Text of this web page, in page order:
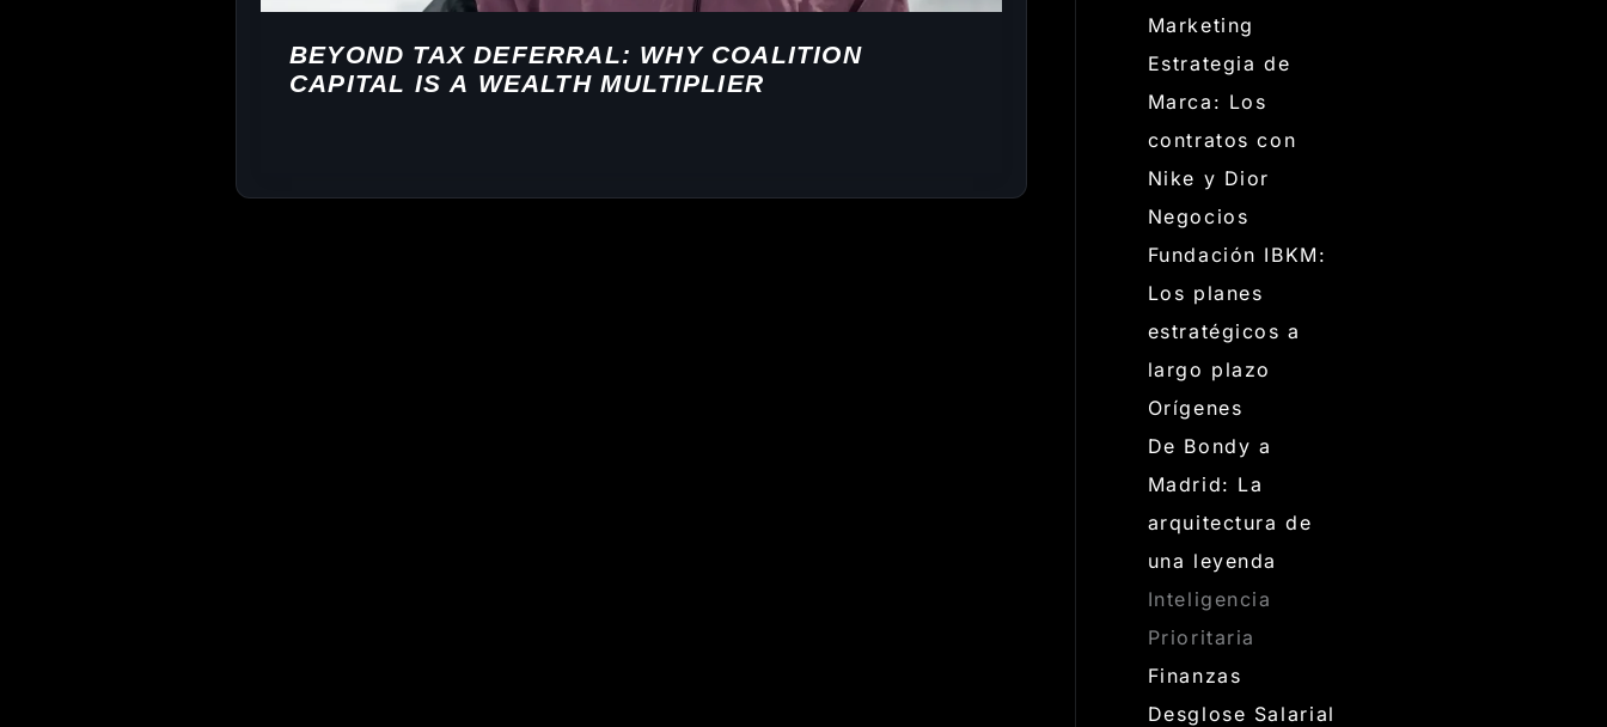
BEYOND TAX DEFERRAL: WHY COALITION
CAPITAL IS A WEALTH MULTIPLIER
Marketing
Estrategia de
Marca: Los
contratos con
Nike y Dior
Negocios
Fundación IBKM:
Los planes
estratégicos a
largo plazo
Orígenes
De Bondy a
Madrid: La
arquitectura de
una leyenda
Inteligencia
Prioritaria
Finanzas
Desglose Salarial